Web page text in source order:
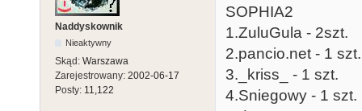
Naddyskownik
Nieaktywny
Skąd: Warszawa
Zarejestrowany: 2002-06-17
Posty: 11,122
SOPHIA2
1.ZuluGula - 2szt.
2.pancio.net - 1 szt.
3._kriss_ - 1 szt.
4.Sniegowy - 1 szt.